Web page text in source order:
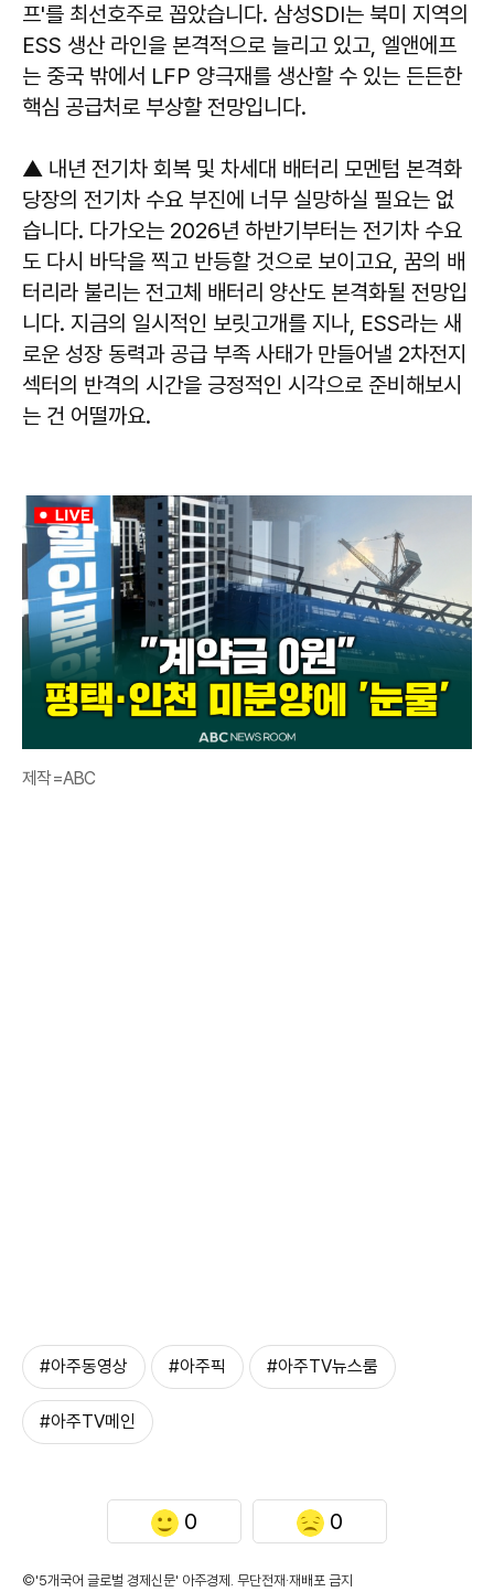
프'를 최선호주로 꼽았습니다. 삼성SDI는 북미 지역의
ESS 생산 라인을 본격적으로 늘리고 있고, 엘앤에프
는 중국 밖에서 LFP 양극재를 생산할 수 있는 든든한
핵심 공급처로 부상할 전망입니다.
▲ 내년 전기차 회복 및 차세대 배터리 모멘텀 본격화
당장의 전기차 수요 부진에 너무 실망하실 필요는 없
습니다. 다가오는 2026년 하반기부터는 전기차 수요
도 다시 바닥을 찍고 반등할 것으로 보이고요, 꿈의 배
터리라 불리는 전고체 배터리 양산도 본격화될 전망입
니다. 지금의 일시적인 보릿고개를 지나, ESS라는 새
로운 성장 동력과 공급 부족 사태가 만들어낼 2차전지
섹터의 반격의 시간을 긍정적인 시각으로 준비해보시
는 건 어떨까요.
제작=ABC ​​​​​​​
#아주동영상 #아주픽 #아주TV뉴스룸
#아주TV메인
0 0
©'5개국어 글로벌 경제신문' 아주경제. 무단전재·재배포 금지